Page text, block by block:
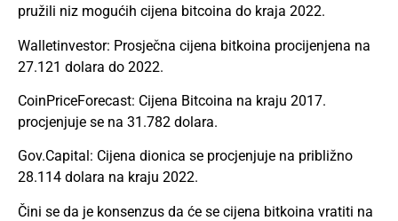
pružili niz mogućih cijena bitcoina do kraja 2022.
Walletinvestor: Prosječna cijena bitkoina procijenjena na
27.121 dolara do 2022.
CoinPriceForecast: Cijena Bitcoina na kraju 2017.
procjenjuje se na 31.782 dolara.
Gov.Capital: Cijena dionica se procjenjuje na približno
28.114 dolara na kraju 2022.
Čini se da je konsenzus da će se cijena bitkoina vratiti na